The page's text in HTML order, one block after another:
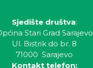
Sjedište društva:
Stari Grad Sarajevo
Ul. Bistrik do br. 8
71000 Sarajevo
Kontakt telefon: